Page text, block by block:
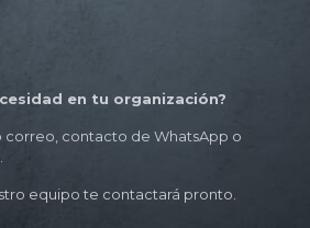
en tu organización?
correo, contacto de WhatsApp o
equipo te contactará pronto.